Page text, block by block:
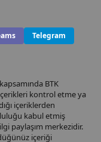
Telegram
BTK
içerikleri kontrol etme ya
içeriklerden
kabul etmiş
paylaşım merkezidir.
içeriği